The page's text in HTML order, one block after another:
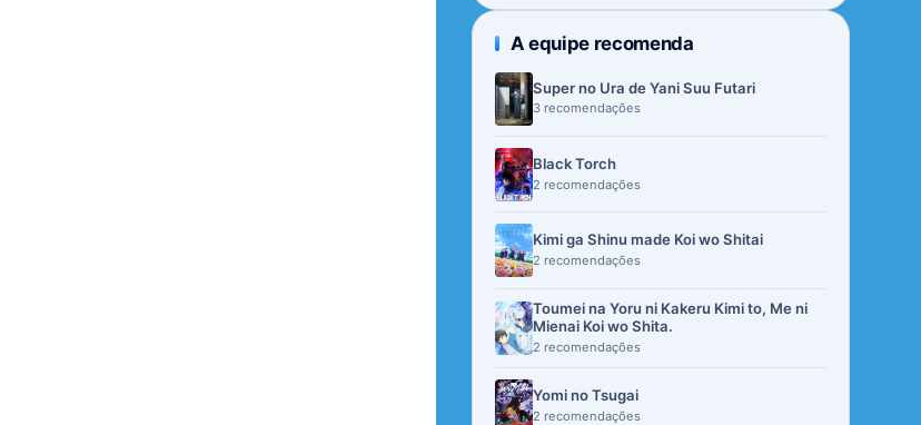
A equipe recomenda
Super no Ura de Yani Suu Futari
3 recomendações
Black Torch
2 recomendações
Kimi ga Shinu made Koi wo Shitai
2 recomendações
Toumei na Yoru ni Kakeru Kimi to, Me ni
Mienai Koi wo Shita.
2 recomendações
Yomi no Tsugai
2 recomendações